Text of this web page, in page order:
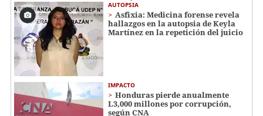
AUTOPSIA
Asfixia: Medicina forense revela
hallazgos en la autopsia de Keyla
Martínez en la repetición del juicio
IMPACTO
Honduras pierde anualmente
L3,000 millones por corrupción,
según CNA